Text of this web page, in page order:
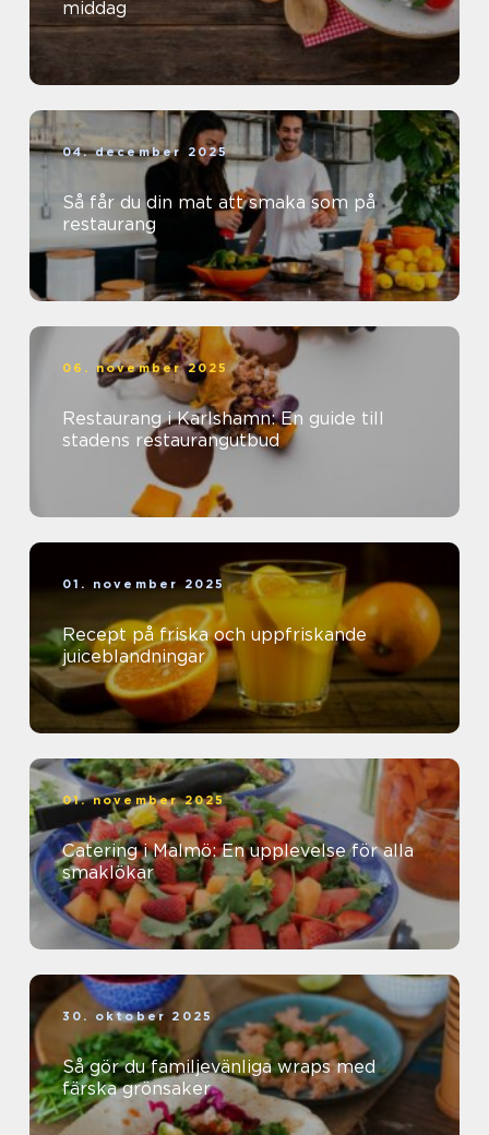
middag
04. december 2025
Så får du din mat att smaka som på
restaurang
06. november 2025
Restaurang i Karlshamn: En guide till
stadens restaurangutbud
01. november 2025
Recept på friska och uppfriskande
juiceblandningar
01. november 2025
Catering i Malmö: En upplevelse för alla
smaklökar
30. oktober 2025
Så gör du familjevänliga wraps med
färska grönsaker